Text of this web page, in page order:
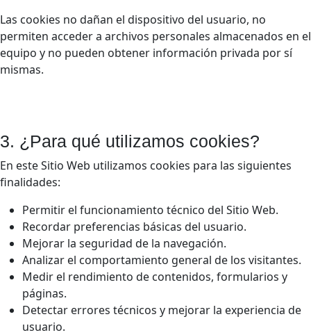
Las cookies no dañan el dispositivo del usuario, no
permiten acceder a archivos personales almacenados en el
equipo y no pueden obtener información privada por sí
mismas.
3. ¿Para qué utilizamos cookies?
En este Sitio Web utilizamos cookies para las siguientes
finalidades:
Permitir el funcionamiento técnico del Sitio Web.
Recordar preferencias básicas del usuario.
Mejorar la seguridad de la navegación.
Analizar el comportamiento general de los visitantes.
Medir el rendimiento de contenidos, formularios y
páginas.
Detectar errores técnicos y mejorar la experiencia de
usuario.